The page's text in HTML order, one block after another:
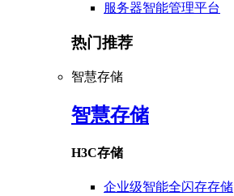
服务器智能管理平台
热门推荐
智慧存储
智慧存储
H3C存储
企业级智能全闪存存储